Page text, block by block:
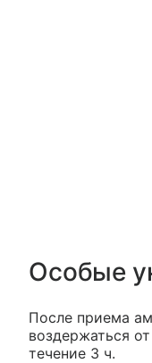
Особые
После приема
воздержаться
течение 3 ч.